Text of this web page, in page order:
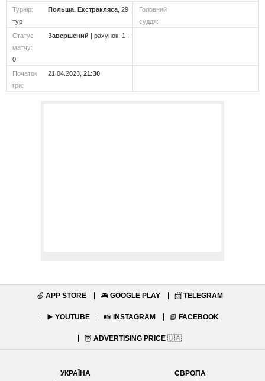
Турнір: Польща. Екстракляса, 29
тур
Головний
суддя:
Статус
матчу:
Завершений | рахунок: 1 :
0
Початок
гри:
21.04.2023, 21:30
🍏 APP STORE 🎮 GOOGLE PLAY 📨 TELEGRAM
▶️ YOUTUBE 📸 INSTAGRAM 📘 FACEBOOK
🦉 ADVERTISING PRICE 🇺🇦
УКРАЇНА
ЄВРОПА